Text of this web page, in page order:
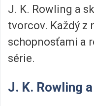
J. K. Rowling a
tvorcov. Každý z
schopnosťami a
série.
J. K. Rowling